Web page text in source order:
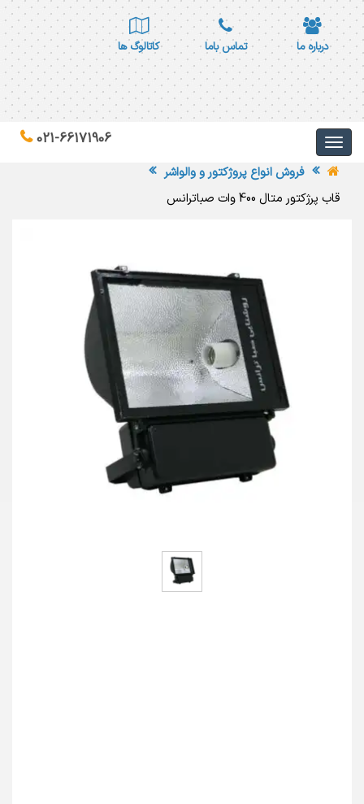
درباره ما تماس باما کاتالوگ ها
021-66171906
فروش انواع پروژکتور و والواشر
قاب پرژکتور متال 400 وات صباترانس